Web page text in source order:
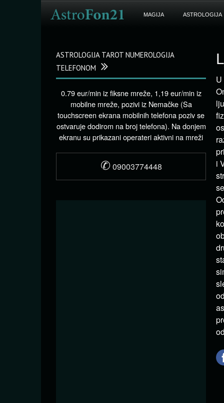
MAGIJA ASTROLOGIJA
i
ASTROLOGIJA TAROT NUMEROLOGIJA
TELEFONOM
0.79 eur/min iz fiksne mreže, 1,19 eur/min iz
mobilne mreže, pozivi iz Nemačke (Sa
touchscreen ekrana mobilnih telefona poziv se
ostvaruje dodirom na broj telefona). Na donjem
ekranu su prikazani operateri aktivni na mreži
✆ 09003774448